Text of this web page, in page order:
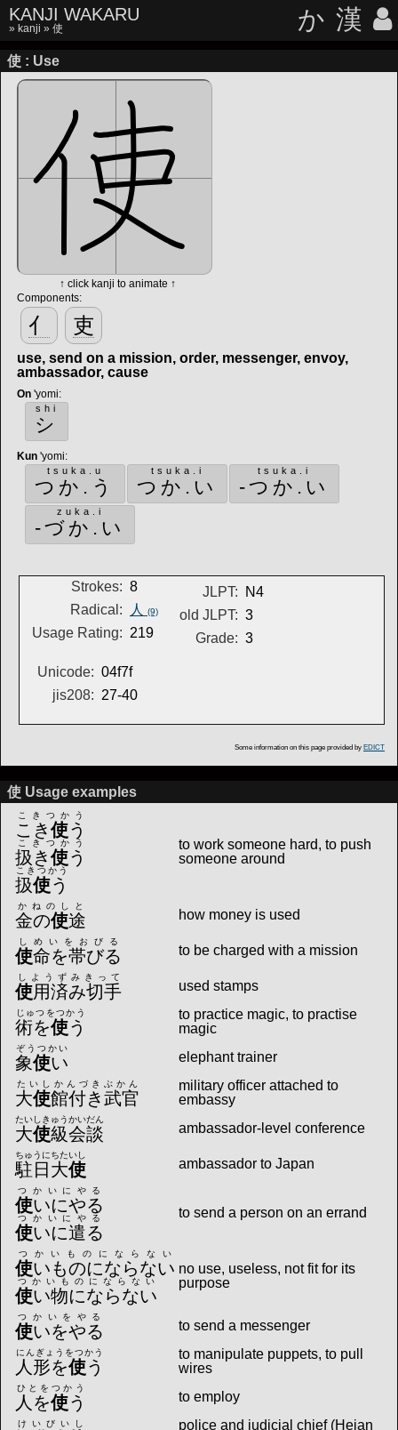
KANJI WAKARU
» kanji » 使 か 漢
使 : Use
↑ click kanji to animate ↑
Components:
亻 吏
use, send on a mission, order, messenger, envoy,
ambassador, cause
On 'yomi:
シ
shi
Kun 'yomi:
つか.う
tsuka.u
つか.い
tsuka.i
-つか.い
tsuka.i
-づか.い
zuka.i
Strokes: 8
Radical:
人 (9)
Usage Rating: 219
JLPT:
N4
old JLPT: 3
Grade: 3
Unicode: 04f7f
jis208: 27-40
Some information on this page provided by EDICT
使 Usage examples
こき使う
こきつかう
扱き使う
こきつかう
扱使う
こきつかう
to work someone hard, to push
someone around
金の使途
かねのしと
how money is used
使命を帯びる
しめいをおびる
to be charged with a mission
使用済み切手
しようずみきって
used stamps
術を使う
じゅつをつかう
to practice magic, to practise
magic
象使い
ぞうつかい
elephant trainer
大使館付き武官
たいしかんづきぶかん
military officer attached to
embassy
大使級会談
たいしきゅうかいだん
ambassador-level conference
駐日大使
ちゅうにちたいし
ambassador to Japan
使いにやる
つかいにやる
使いに遣る
つかいにやる to send a person on an errand
使いものにならない
つかいものにならない
使い物にならない
つかいものにならない
no use, useless, not fit for its
purpose
使いをやる
つかいをやる
to send a messenger
人形を使う
にんぎょうをつかう
to manipulate puppets, to pull
wires
人を使う
ひとをつかう
to employ
けいびいし
police and judicial chief (Heian